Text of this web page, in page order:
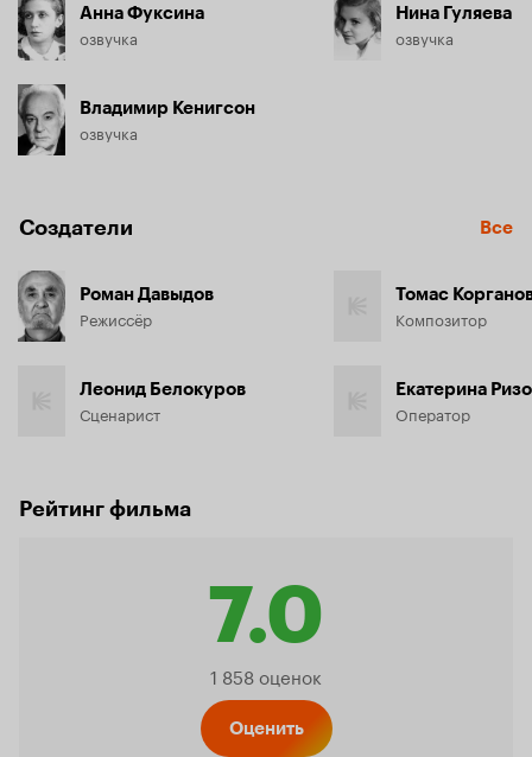
Анна Фуксина
озвучка
Владимир Кенигсон
озвучка
Нина Гуляева
озвучка
Создатели Все
Роман Давыдов
Режиссёр
Леонид Белокуров
Сценарист
Томас
Композитор
Екатерина Ризо
Оператор
Рейтинг фильма
7.0
Рейтинг
1 858 оценок
Оценить